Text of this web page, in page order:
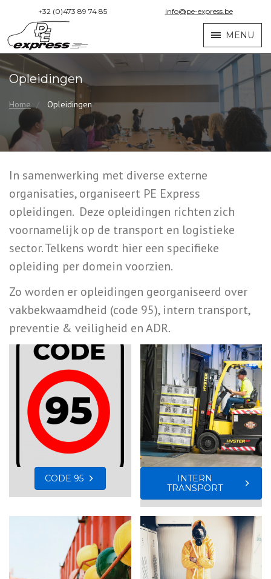
+32 (0)473 89 74 85 info@pe-express.be
MENU
Opleidingen
Home Opleidingen
In samenwerking met diverse externe
organisaties, organiseert PE Express
opleidingen. Deze opleidingen richten zich
voornamelijk op de transport en logistieke
sector. Telkens wordt hier een specifieke
opleiding per domein voorzien.
Zo worden er opleidingen georganiseerd over
vakbekwaamdheid (code 95), intern transport,
preventie & veiligheid en ADR.
CODE 95
INTERN
TRANSPORT